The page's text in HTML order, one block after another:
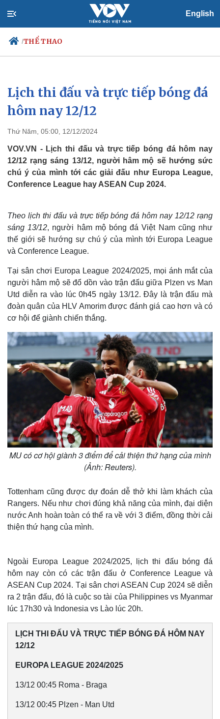
English
/THỂ THAO
Chính trị
Đảng
Tổ chức nhân sự
Nhận diện sự thật
Xã hội
Việc làm
Biển đảo
Lịch thi đấu và trực tiếp bóng đá
hôm nay 12/12
Thứ Năm, 05:00, 12/12/2024
VOV.VN - Lịch thi đấu và trực tiếp bóng đá hôm nay
12/12 rạng sáng 13/12, người hâm mộ sẽ hướng sức
chú ý của mình tới các giải đấu như Europa League,
Conference League hay ASEAN Cup 2024.
Theo lịch thi đấu và trực tiếp bóng đá hôm nay 12/12 rạng
sáng 13/12, người hâm mộ bóng đá Việt Nam cũng như
thế giới sẽ hướng sự chú ý của mình tới Europa League
và Conference League.
Tại sân chơi Europa League 2024/2025, mọi ánh mắt của
người hâm mộ sẽ đổ dồn vào trận đấu giữa Plzen vs Man
Utd diễn ra vào lúc 0h45 ngày 13/12. Đây là trận đấu mà
đoàn quân của HLV Amorim được đánh giá cao hơn và có
cơ hội để giành chiến thắng.
MU có cơ hội giành 3 điểm để cải thiện thứ hạng của mình
(Ảnh: Reuters).
Tottenham cũng được dự đoán dễ thở khi làm khách của
Rangers. Nếu như chơi đúng khả năng của mình, đại diện
nước Anh hoàn toàn có thể ra về với 3 điểm, đồng thời cải
thiện thứ hạng của mình.
Ngoài Europa League 2024/2025, lịch thi đấu bóng đá
hôm nay còn có các trận đấu ở Conference League và
ASEAN Cup 2024. Tại sân chơi ASEAN Cup 2024 sẽ diễn
ra 2 trận đấu, đó là cuộc so tài của Philippines vs Myanmar
lúc 17h30 và Indonesia vs Lào lúc 20h.
LỊCH THI ĐẤU VÀ TRỰC TIẾP BÓNG ĐÁ HÔM NAY
12/12
EUROPA LEAGUE 2024/2025
13/12 00:45 Roma - Braga
13/12 00:45 Plzen - Man Utd